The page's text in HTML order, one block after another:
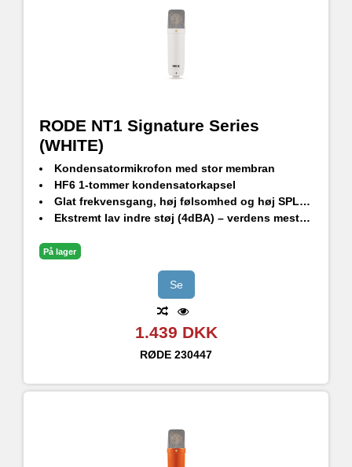
RODE NT1 Signature Series
(WHITE)
Kondensatormikrofon med stor membran
HF6 1-tommer kondensatorkapsel
Glat frekvensgang, høj følsomhed og høj SPL-håndtering
Ekstremt lav indre støj (4dBA) – verdens mest støjsvage studiekondensatormikrofon
Stødbeslag i studiekvalitet, popfilter og premium XLR-kabel medfølger
På lager
Se
1.439 DKK
RØDE 230447